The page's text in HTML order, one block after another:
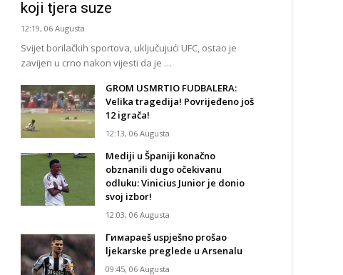
koji tjera suze
12:19, 06 Augusta
Svijet borilačkih sportova, uključujući UFC, ostao je
zavijen u crno nakon vijesti da je …
GROM USMRTIO FUDBALERA:
Velika tragedija! Povrijeđeno još
12 igrača!
12:13, 06 Augusta
Mediji u Španiji konačno
obznanili dugo očekivanu
odluku: Vinicius Junior je donio
svoj izbor!
12:03, 06 Augusta
Гимараeš uspješno prošao
ljekarske preglede u Arsenalu
09:45, 06 Augusta